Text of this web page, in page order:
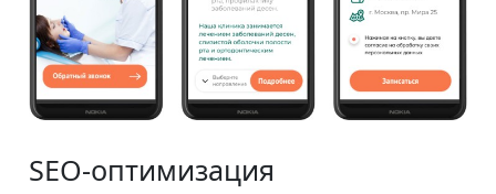
SEO-оптимизация